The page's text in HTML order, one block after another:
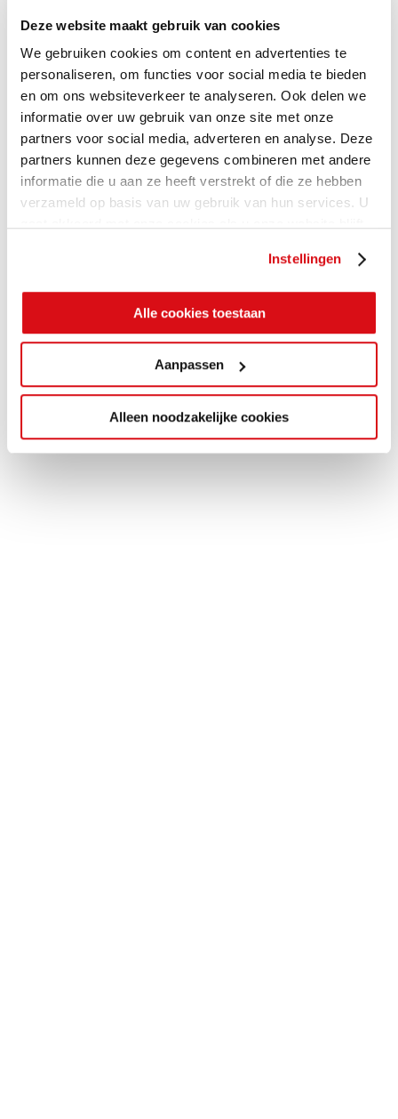
Deze website maakt gebruik van cookies
We gebruiken cookies om content en advertenties te
personaliseren, om functies voor social media te bieden
en om ons websiteverkeer te analyseren. Ook delen we
informatie over uw gebruik van onze site met onze
partners voor social media, adverteren en analyse. Deze
partners kunnen deze gegevens combineren met andere
informatie die u aan ze heeft verstrekt of die ze hebben
verzameld op basis van uw gebruik van hun services. U
Instellingen
Alle cookies toestaan
Aanpassen
Alleen noodzakelijke cookies